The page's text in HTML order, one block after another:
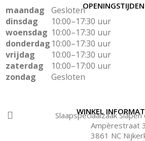
OPENINGSTIJDEN
maandag
Gesloten
dinsdag
10:00–17:30 uur
woensdag 10:00–17:30 uur
donderdag 10:00–17:30 uur
vrijdag
10:00–17:30 uur
zaterdag
10:00–17:00 uur
zondag
Gesloten
WINKEL
Slaapspeciaalzaak Slapen
Ampèrestraat 3
3861 NC